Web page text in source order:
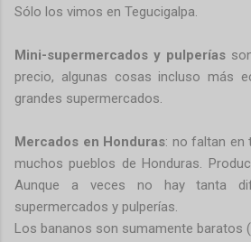
Sólo los vimos en Tegucigalpa.
Mini-supermercados y pulperías
precio, algunas cosas incluso más
grandes supermercados.
Mercados en Honduras: no faltan en
muchos pueblos de Honduras.
Aunque a veces no hay tanta
supermercados y pulperías.
Los bananos son sumamente baratos